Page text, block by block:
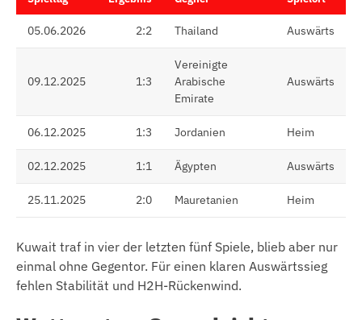
05.06.2026 2:2 Thailand Auswärts
09.12.2025 1:3
Vereinigte
Arabische
Emirate
Auswärts
06.12.2025 1:3 Jordanien Heim
02.12.2025 1:1 Ägypten Auswärts
25.11.2025 2:0 Mauretanien Heim
Kuwait traf in vier der letzten fünf Spiele, blieb aber nur
einmal ohne Gegentor. Für einen klaren Auswärtssieg
fehlen Stabilität und H2H-Rückenwind.